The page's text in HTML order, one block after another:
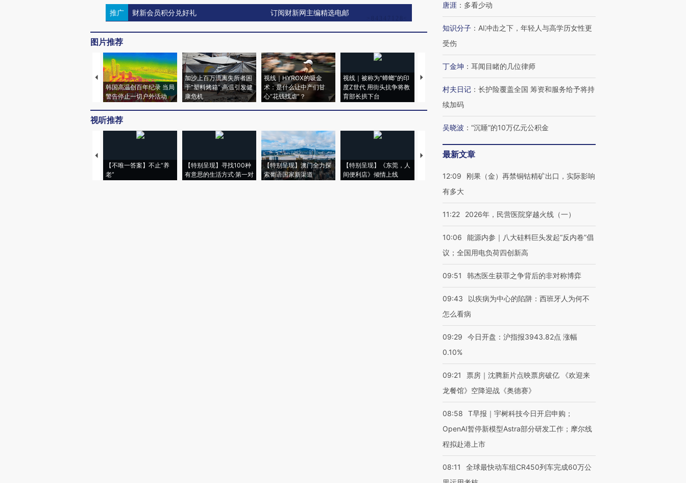
推广 财新会员积分兑好礼 订阅财新网主编精选电邮
图片推荐
韩国高温创百年纪录 当局
警告停止一切户外活动
加沙上百万流离失所者困
于“塑料烤箱” 高温引发健
康危机
视线｜HYROX的吸金
术：是什么让中产们甘
心“花钱找虐”？
视线｜被称为“蟑螂”的印
度Z世代 用街头抗争将教
育部长拱下台
视线｜“入侵”还是“人道危
机”？难民潮撕裂西班牙
湖北宜昌局部短时降雨
128毫米 紧急转移近
哈尔滨遭遇短时极端强降
雨 3小时累计雨量超80毫
视听推荐
【不唯一答案】不止“养
老”
【特别呈现】寻找100种
有意思的生活方式·第一对
【特别呈现】澳门全力探
索葡语国家新渠道
【特别呈现】《东莞，人
间便利店》倾情上线
【推广】走进第四届链博
有意思的生活方式·第三对
住三大增长引擎是什么？
唐涯 ： 多看少动
知识分子 ： AI冲击之下，年轻人与高学历女性更
受伤
丁金坤 ： 耳闻目睹的几位律师
村夫日记 ： 长护险覆盖全国 筹资和服务给予将持
续加码
吴晓波 ： “沉睡”的10万亿元公积金
最新文章
12:09
刚果（金）再禁铜钴精矿出口，实际影响
有多大
11:22 2026年，民营医院穿越火线（一）
10:06
能源内参｜八大硅料巨头发起“反内卷”倡
议；全国用电负荷四创新高
09:51 韩杰医生获罪之争背后的非对称博弈
09:43
以疾病为中心的陷阱：西班牙人为何不
怎么看病
09:29
今日开盘：沪指报3943.82点 涨幅
0.10%
09:21
票房｜沈腾新片点映票房破亿 《欢迎来
龙餐馆》空降迎战《奥德赛》
08:58
T早报｜宇树科技今日开启申购；
OpenAI暂停新模型Astra部分研发工作；摩尔线
程拟赴港上市
08:11
全球最快动车组CR450列车完成60万公